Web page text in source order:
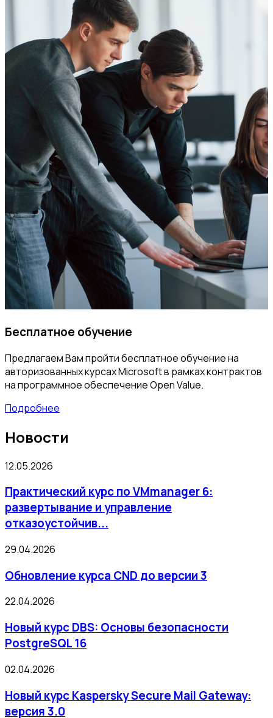
Бесплатное обучение
Предлагаем Вам пройти бесплатное обучение на
авторизованных курсах Microsoft в рамках контрактов
на программное обеспечение Open Value.
Подробнее
Новости
12.05.2026
Практический курс по VMmanager 6:
развертывание и управление
отказоустойчив...
29.04.2026
Обновление курса CND до версии 3
22.04.2026
Новый курс DBS: Основы безопасности
PostgreSQL 16
02.04.2026
Новый курс Kaspersky Secure Mail Gateway:
версия 3.0